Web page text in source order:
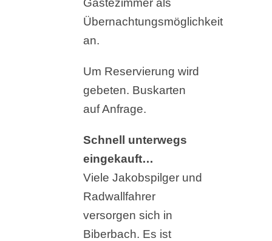
Übernachtungsmöglichkeit
an.
Um Reservierung wird
gebeten. Buskarten
auf Anfrage.
Schnell unterwegs
eingekauft…
Viele Jakobspilger und
Radwallfahrer
versorgen sich in
Biberbach. Es ist